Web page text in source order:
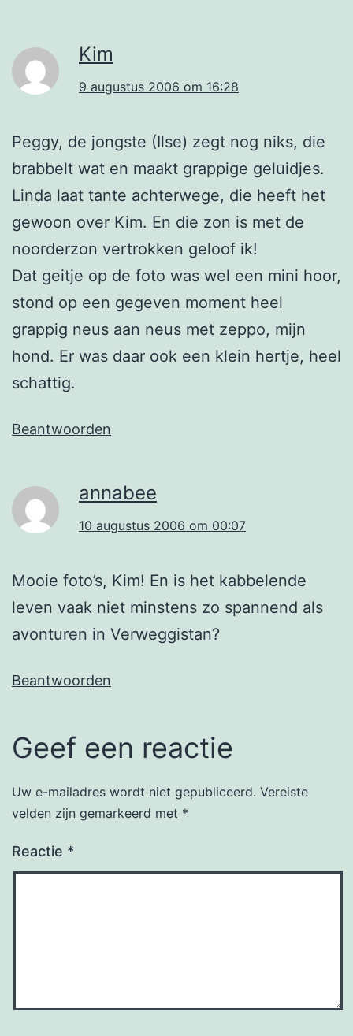
Kim
9 augustus 2006 om 16:28
Peggy, de jongste (Ilse) zegt nog niks, die
brabbelt wat en maakt grappige geluidjes.
Linda laat tante achterwege, die heeft het
gewoon over Kim. En die zon is met de
noorderzon vertrokken geloof ik!
Dat geitje op de foto was wel een mini hoor,
stond op een gegeven moment heel
grappig neus aan neus met zeppo, mijn
hond. Er was daar ook een klein hertje, heel
schattig.
Beantwoorden
annabee
10 augustus 2006 om 00:07
Mooie foto’s, Kim! En is het kabbelende
leven vaak niet minstens zo spannend als
avonturen in Verweggistan?
Beantwoorden
Geef een reactie
Uw e-mailadres wordt niet gepubliceerd. Vereiste
velden zijn gemarkeerd met *
Reactie *